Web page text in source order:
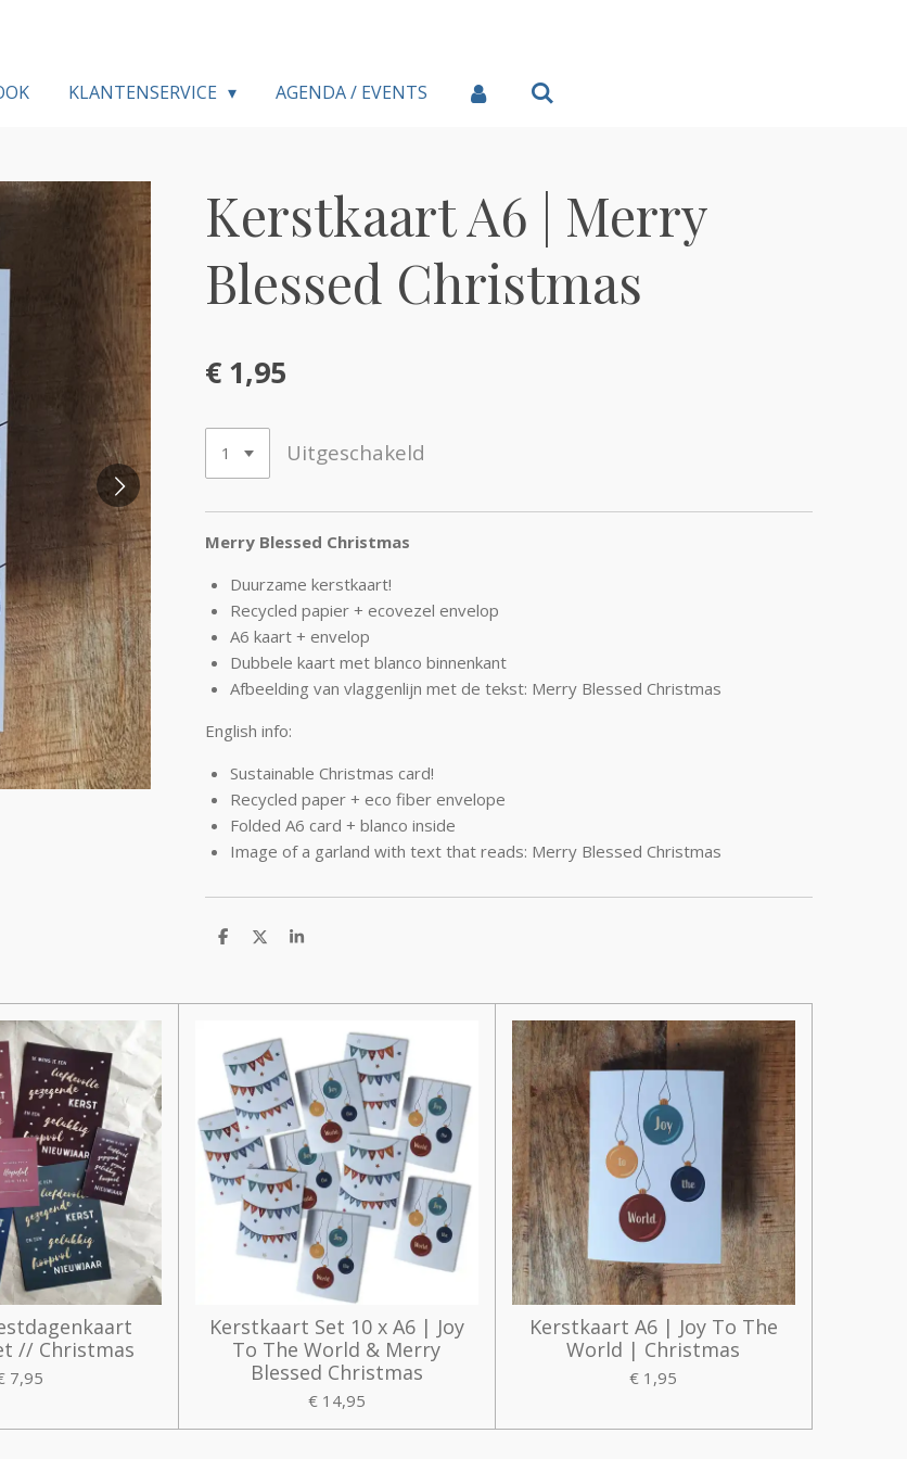
KLANTENSERVICE AGENDA / EVENTS
Kerstkaart A6 | Merry
Blessed Christmas
€ 1,95
Uitgeschakeld
Merry Blessed Christmas
Duurzame kerstkaart!
Recycled papier + ecovezel envelop
A6 kaart + envelop
Dubbele kaart met blanco binnenkant
Afbeelding van vlaggenlijn met de tekst: Merry Blessed Christmas
English info:
Sustainable Christmas card!
Recycled paper + eco fiber envelope
Folded A6 card + blanco inside
Image of a garland with text that reads: Merry Blessed Christmas
D
n
D
S
e
// Christmas
7,95
Kerstkaart Set 10 x A6 | Joy
To The World & Merry
Blessed Christmas
€ 14,95
Kerstkaart A6 | Joy To The
World | Christmas
€ 1,95